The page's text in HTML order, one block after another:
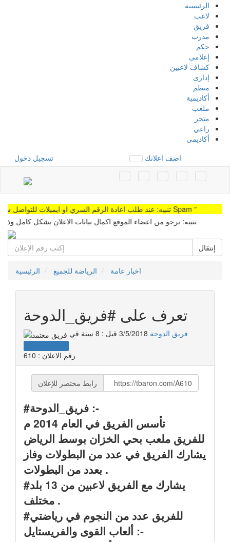
الرئيسية
لاعب
فريق
مدرب
حكم
إعلامى
كشاف لاعبين
إدارى
منظم
أكاديمية
ملعب
متجر
راعي
أكاديمى
تسجيل دخول
اضف اعلانك
تنبيه: عند طلب اعادة الرقم السري او ايميلات للتواصل سوف توجد الرساله Spam "
تنبيه: نرجو من اعضاء الموقع اكمال بيانات الاعلان بشكل كامل وذلك
إنتقال
الرئيسية الرياضة للجميع اخبار عامة
تعرف على #فريق_الدوحة
فريق الدوحة 3/5/2018 قبل : 8 سنة في
رقم الاعلان : 610
رابط مختصر للإعلان
#فريق_الدوحة :-
تأسس الفريق في العام 2014 م
للفريق ملعب بحي الخزان بوسط الرياض
يشارك الفريق في عدد من البطولات وفاز
بعدد من البطولات .
#يشارك مع الفريق لاعبين من 13 بلد
مختلف .
#للفريق عدد من النجوم في رياضتي
ألعاب القوى والفريستايل :-